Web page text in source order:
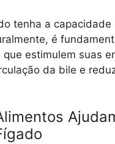
tenha a capacidade
é
estimulem suas
da bile e